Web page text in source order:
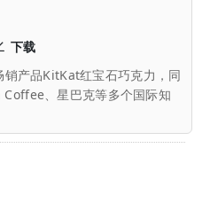
下载
销产品KitKat红宝石巧克力，同
、星巴克等多个国际知